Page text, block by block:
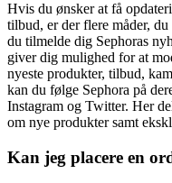
Hvis du ønsker at få
tilbud, er der flere måder,
du tilmelde dig Sephoras
giver dig mulighed for at
nyeste produkter, tilbud,
kan du følge Sephora på
Instagram og Twitter. Her
om nye produkter samt
Kan jeg placere en